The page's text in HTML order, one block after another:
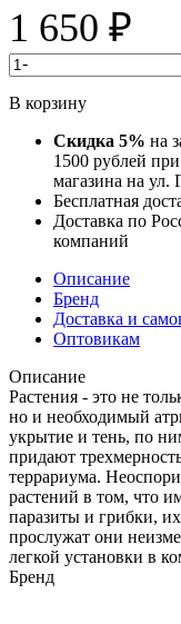
1 650 ₽
-
В корзину
Скидка 5% на
1500 рублей
магазина на ул.
Бесплатная
Доставка по
компаний
Описание
Бренд
Доставка и
Оптовикам
Описание
Растения - это не
но и необходимый
укрытие и тень, по
придают
террариума.
растений в том, что
паразиты и грибки,
прослужат они
легкой установки в
Бренд